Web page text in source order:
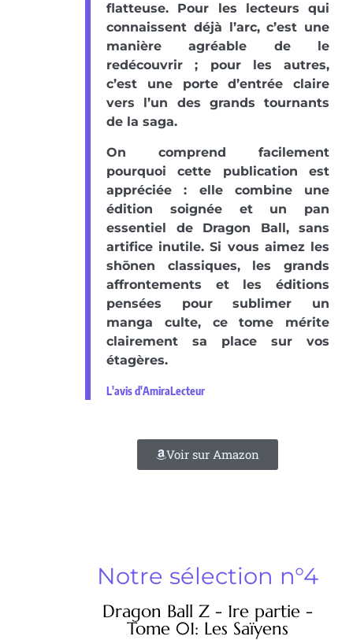
flatteuse. Pour les lecteurs qui
connaissent déjà l’arc, c’est une
manière agréable de le
redécouvrir ; pour les autres,
c’est une porte d’entrée claire
vers l’un des grands tournants
de la saga.
On comprend facilement
pourquoi cette publication est
appréciée : elle combine une
édition soignée et un pan
essentiel de Dragon Ball, sans
artifice inutile. Si vous aimez les
shōnen classiques, les grands
affrontements et les éditions
pensées pour sublimer un
manga culte, ce tome mérite
clairement sa place sur vos
étagères.
L'avis d'AmiraLecteur
Voir sur Amazon
Notre sélection n°4
Dragon Ball Z - 1re partie -
Tome 01: Les Saïyens